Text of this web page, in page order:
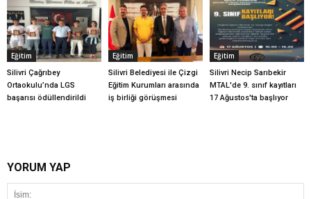
Eğitim
Silivri Çağrıbey
Ortaokulu’nda LGS
başarısı ödüllendirildi
Eğitim
Silivri Belediyesi ile Çizgi
Eğitim Kurumları arasında
iş birliği görüşmesi
Eğitim
Silivri Necip Sarıbekir
MTAL'de 9. sınıf kayıtları
17 Ağustos'ta başlıyor
YORUM YAP